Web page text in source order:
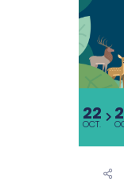
22
OCT.